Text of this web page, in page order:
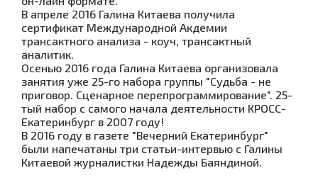
В апреле 2016 Галина Китаева получила
сертификат Международной Акдемии
трансактного анализа - коуч, трансактный
аналитик.
Осенью 2016 года Галина Китаева организовала
занятия уже 25-го набора группы "Судьба - не
приговор. Сценарное перепрограммирование". 25-
тый набор с самого начала деятельности КРОСС-
Екатеринбург в 2007 году!
В 2016 году в газете "Вечерний Екатеринбург"
были напечатаны три статьи-интервью с Галины
Китаевой журналистки Надежды Баяндиной.